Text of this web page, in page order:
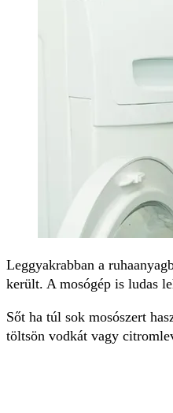
Leggyakrabban a
került. A mosógép is ludas
Sőt ha túl sok mosószert
töltsön vodkát vagy